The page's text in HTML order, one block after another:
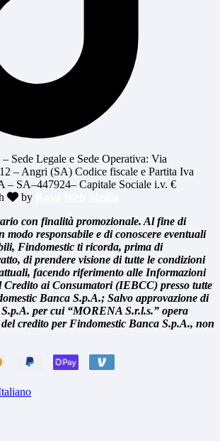
Sede Legale e Sede Operativa: Via
– Angri (SA) Codice fiscale e Partita Iva
– SA–447924– Capitale Sociale i.v. €
by
con finalità promozionale. Al fine di
modo responsabile e di conoscere eventuali
Findomestic ti ricorda, prima di
di prendere visione di tutte le condizioni
facendo riferimento alle Informazioni
Credito ai Consumatori (IEBCC) presso tutte
Banca S.p.A.; Salvo approvazione di
per cui “MORENA S.r.l.s.” opera
credito per Findomestic Banca S.p.A., non